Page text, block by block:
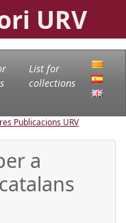
URV
List for
collections
Publicacions URV
a